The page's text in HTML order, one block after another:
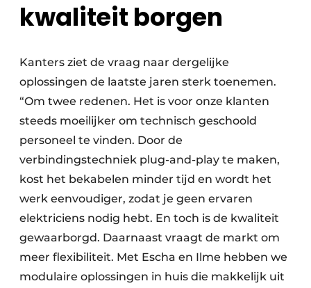
kwaliteit borgen
Kanters ziet de vraag naar dergelijke
oplossingen de laatste jaren sterk toenemen.
“Om twee redenen. Het is voor onze klanten
steeds moeilijker om technisch geschoold
personeel te vinden. Door de
verbindingstechniek plug-and-play te maken,
kost het bekabelen minder tijd en wordt het
werk eenvoudiger, zodat je geen ervaren
elektriciens nodig hebt. En toch is de kwaliteit
gewaarborgd. Daarnaast vraagt de markt om
meer flexibiliteit. Met Escha en Ilme hebben we
modulaire oplossingen in huis die makkelijk uit